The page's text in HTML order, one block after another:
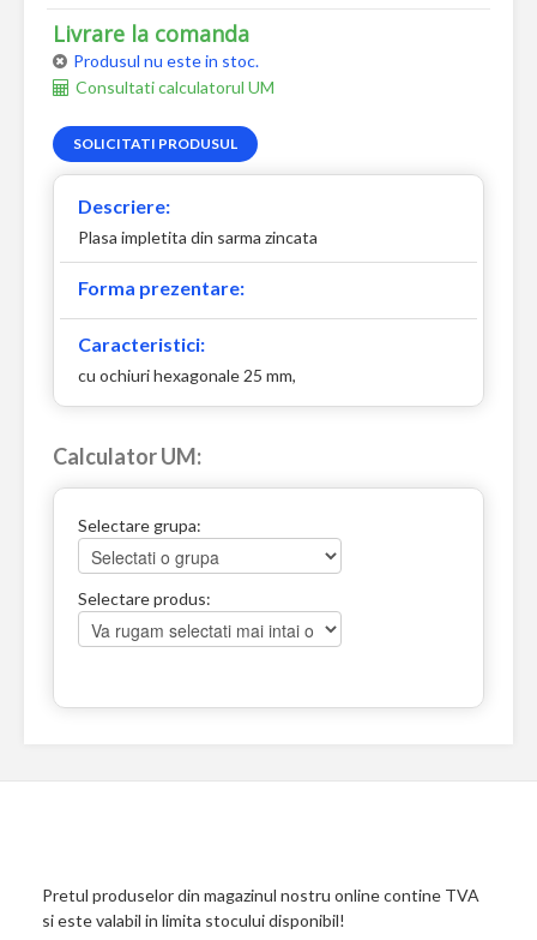
Livrare la comanda
Produsul nu este in stoc.
Consultati calculatorul UM
SOLICITATI PRODUSUL
Descriere:
Plasa impletita din sarma zincata
Forma prezentare:
Caracteristici:
cu ochiuri hexagonale 25 mm,
Calculator UM:
Selectare grupa:
Selectare produs:
Pretul produselor din magazinul nostru online contine TVA
si este valabil in limita stocului disponibil!